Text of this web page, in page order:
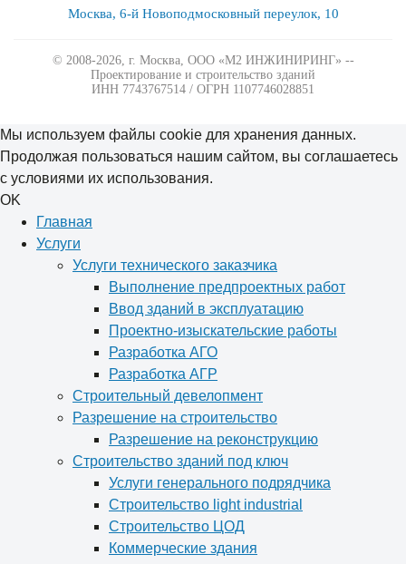
Москва, 6-й Новоподмосковный переулок, 10
© 2008-2026, г. Москва, ООО «М2 ИНЖИНИРИНГ» --
Проектирование и строительство зданий
ИНН 7743767514 / ОГРН 1107746028851
Мы используем файлы cookie для хранения данных.
Продолжая пользоваться нашим сайтом, вы соглашаетесь
с условиями их использования.
OK
Главная
Услуги
Услуги технического заказчика
Выполнение предпроектных работ
Ввод зданий в эксплуатацию
Проектно-изыскательские работы
Разработка АГО
Разработка АГР
Строительный девелопмент
Разрешение на строительство
Разрешение на реконструкцию
Строительство зданий под ключ
Услуги генерального подрядчика
Строительство light industrial
Строительство ЦОД
Коммерческие здания